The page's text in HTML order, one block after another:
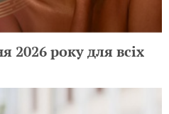
2026 року для всіх